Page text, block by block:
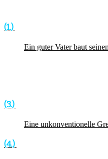
(1.)
Ein guter Vater baut
(3.)
Eine unkonventionelle
(4.)